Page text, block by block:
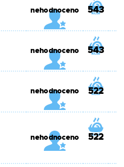
nehodnoceno 543
nehodnoceno 543
nehodnoceno 522
nehodnoceno 522